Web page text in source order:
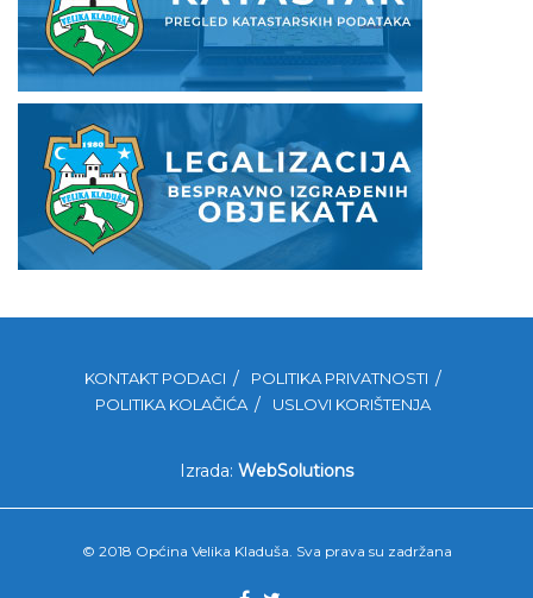
KONTAKT PODACI
POLITIKA PRIVATNOSTI
POLITIKA KOLAČIĆA
USLOVI KORIŠTENJA
Izrada: WebSolutions
© 2018 Općina Velika Kladuša. Sva prava su zadržana